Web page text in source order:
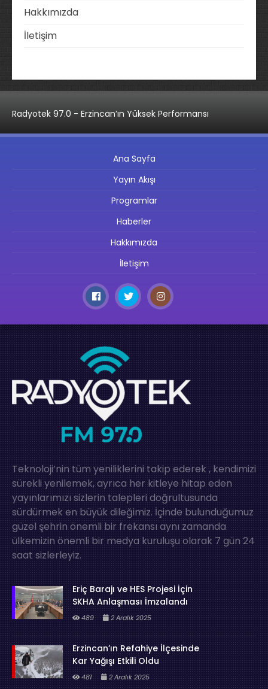
Hakkımızda
İletişim
Radyotek 97.0 - Erzincan’ın Yüksek Performansı
Ana Sayfa
Yayın Akışı
Programlar
Haberler
Hakkımızda
İletişim
Teknoloji’nin tüm yeniliklerini takip ederek , kendimizi
sürekli yenilemek, ayrıca her kitleye hitap eden
yayınlarımızı sizlerin talepleri doğrultusunda
sürdürmek en büyük dileğimiz. İçinde bulunduğumuz
güzel şehrin önemli bir frekansı aynı zamanda
ülkemizin önemli bir medya kuruluşu olarak 7 gün 24
saat sizlerleyiz.
Eriç Barajı ve HES Projesi İçin
SKHA Anlaşması İmzalandı
489 2 Aralık 2025
Erzincan’ın Refahiye İlçesinde
Kar Yağışı Etkili Oldu
481 2 Aralık 2025